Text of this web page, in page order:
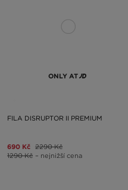
ONLY AT
FILA DISRUPTOR II PREMIUM
690 Kč 2290 Kč
1290 Kč – nejnižší cena